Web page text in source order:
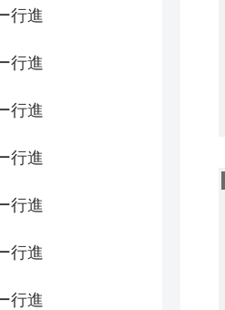
行進
行進
行進
行進
行進
行進
行進